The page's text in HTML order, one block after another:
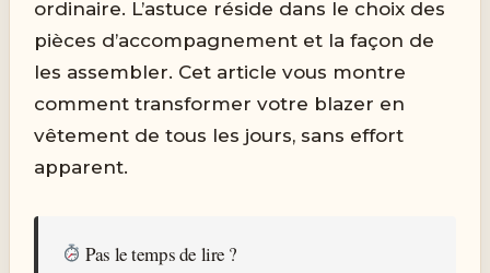
ordinaire. L’astuce réside dans le choix des
pièces d’accompagnement et la façon de
les assembler. Cet article vous montre
comment transformer votre blazer en
vêtement de tous les jours, sans effort
apparent.
Pas le temps de lire ?